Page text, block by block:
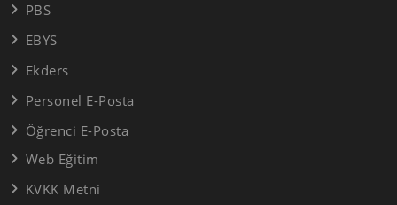
PBS
EBYS
Ekders
Personel E-Posta
Öğrenci E-Posta
Web Eğitim
KVKK Metni